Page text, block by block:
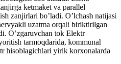
ketmaket va parallel
zanjirlari bo’ladi. O’lchash natijasi
uzatma orqali biriktirilgan
O’zgaruvchan tok Elektr
tarmoqdarida, kommunal
hisoblagichlari yirik korxonalarda